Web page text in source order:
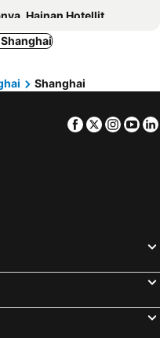
花酒店 Floral Hotel-The Bund&Nanjing RD
Shanghai Zhangjiang Haike
Business Hotel
X Hotel The Bund East Nanjing Road
Hainan Hotellit
Sichuan Hotellit
Shanghai
Facebook
Twitter